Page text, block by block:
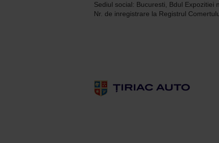
Sediul social: Bucuresti, Bdul Expozitiei
Nr. de inregistrare la Registrul